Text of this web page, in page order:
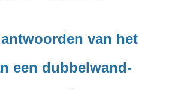
van het
een dubbelwand-